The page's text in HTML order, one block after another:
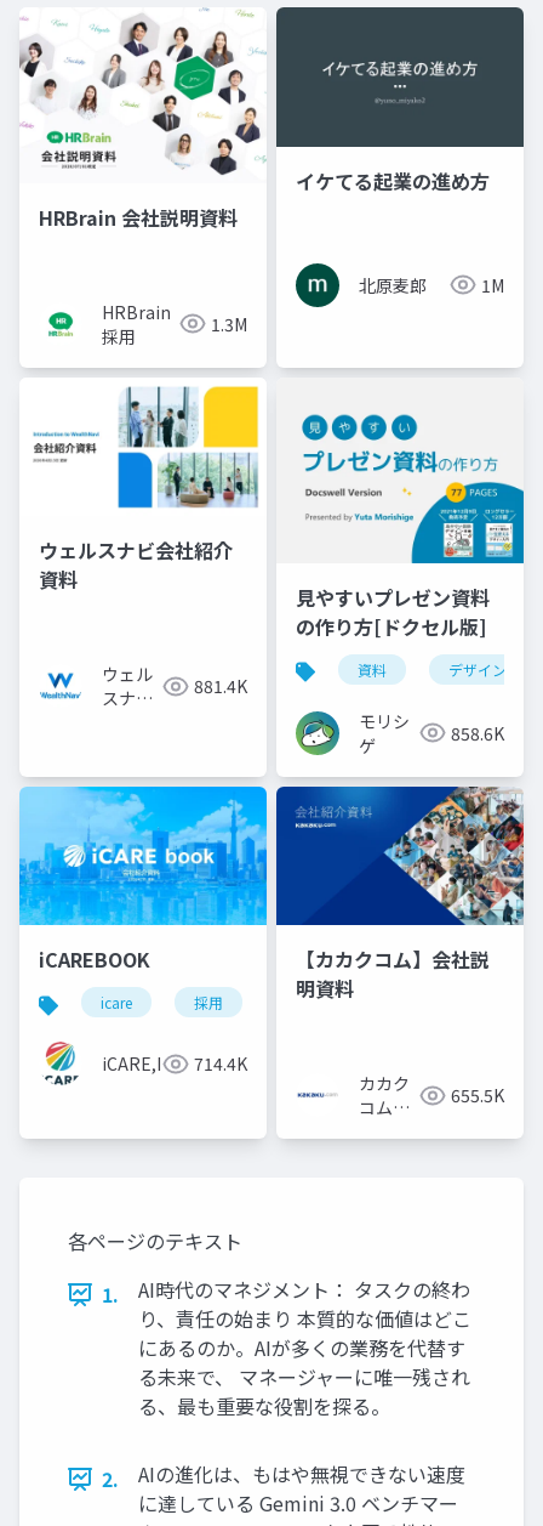
HRBrain 会社説明資料
HRBrain
採用
1.3M
イケてる起業の進め方
北原麦郎 1M
ウェルスナビ会社紹介
資料
ウェル
スナビ
881.4K
見やすいプレゼン資料
の作り方[ドクセル版]
資料 デザイン
モリシ
ゲ
858.6K
iCAREBOOK
icare 採用 カルチャーデック
iCARE,Inc 714.4K
【カカクコム】会社説
明資料
カカク
コム採
655.5K
各ページのテキスト
1.
AI時代のマネジメント： タスクの終わ
り、責任の始まり 本質的な価値はどこ
にあるのか。AIが多くの業務を代替す
る未来で、 マネージャーに唯一残され
る、最も重要な役割を探る。
2.
AIの進化は、もはや無視できない速度
に達している Gemini 3.0 ベンチマー